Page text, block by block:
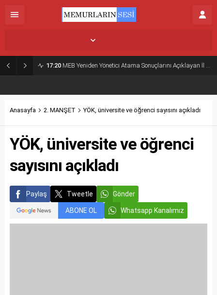
17:20 MEB Yeniden Yönetici Atama Sonuçlarını Açıklayan İl MEM’ler Listesi
Anasayfa 2. MANŞET YÖK, üniversite ve öğrenci sayısını açıkladı
YÖK, üniversite ve öğrenci
sayısını açıkladı
Paylaş Tweetle Gönder
ABONE OL Whatsapp Kanalımız